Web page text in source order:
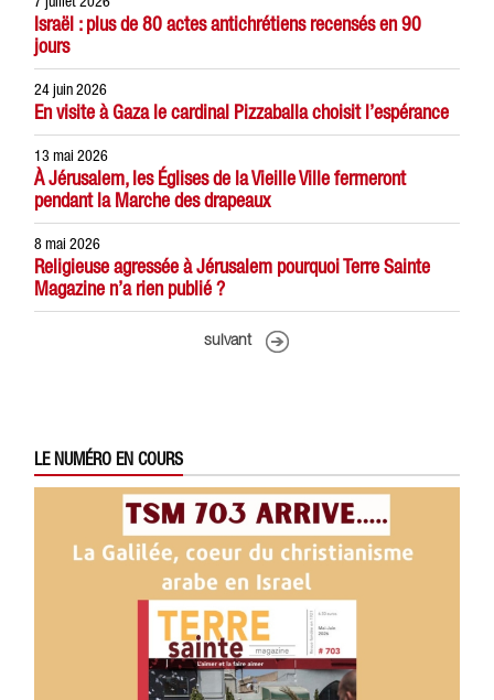
Israël : plus de 80 actes antichrétiens recensés en 90
jours
24 juin 2026
En visite à Gaza le cardinal Pizzaballa choisit l’espérance
13 mai 2026
À Jérusalem, les Églises de la Vieille Ville fermeront
pendant la Marche des drapeaux
8 mai 2026
Religieuse agressée à Jérusalem pourquoi Terre Sainte
Magazine n’a rien publié ?
suivant
LE NUMÉRO EN COURS